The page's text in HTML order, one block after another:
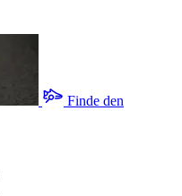
Finde den